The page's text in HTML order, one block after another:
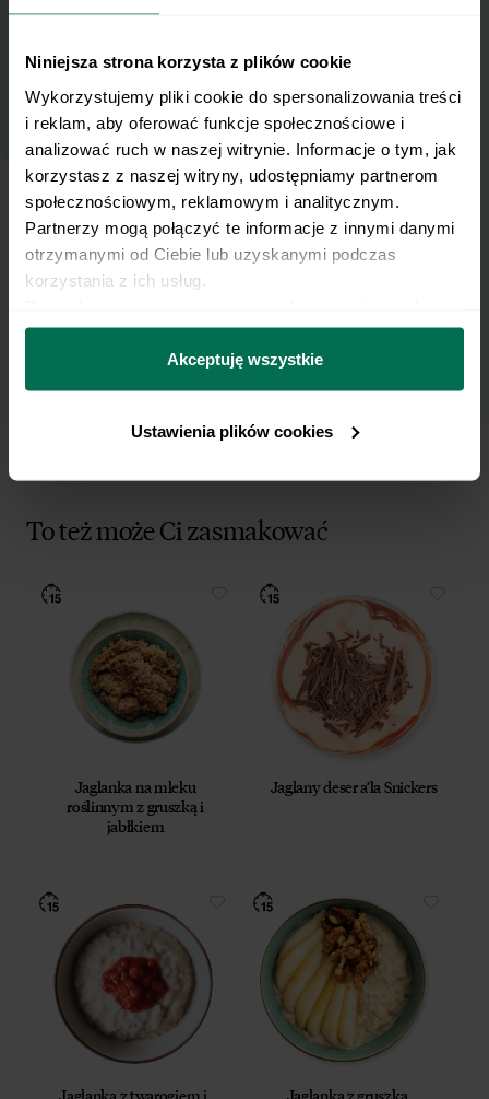
Niniejsza strona korzysta z plików cookie
Wykorzystujemy pliki cookie do spersonalizowania treści
i reklam, aby oferować funkcje społecznościowe i
analizować ruch w naszej witrynie. Informacje o tym, jak
korzystasz z naszej witryny, udostępniamy partnerom
społecznościowym, reklamowym i analitycznym.
Partnerzy mogą połączyć te informacje z innymi danymi
otrzymanymi od Ciebie lub uzyskanymi podczas
korzystania z ich usług.
można się z nami skontaktować i w jaki sposób
przetwarzamy dane osobowe w ramach
prywatności.
Akceptuję wszystkie
Ustawienia plików cookies
Email
Wyślij
Wyrażam zgodę na przetwarzanie moich
danych osobowych w celu otrzymywania
Newslettera i potwierdzam zapoznanie się z
To też może Ci zasmakować
Jaglanka na mleku
roślinnym z gruszką i
jabłkiem
Jaglany deser a’la Snickers